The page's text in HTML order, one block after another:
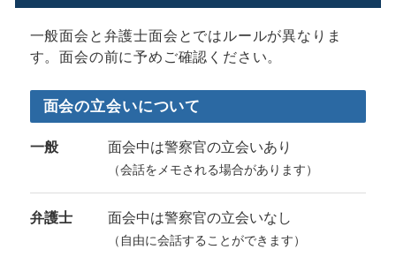
一般面会と弁護士面会とではルールが異なりま
す。面会の前に予めご確認ください。
面会の立会いについて
一般 面会中は警察官の立会いあり
（会話をメモされる場合があります）
弁護士 面会中は警察官の立会いなし
（自由に会話することができます）